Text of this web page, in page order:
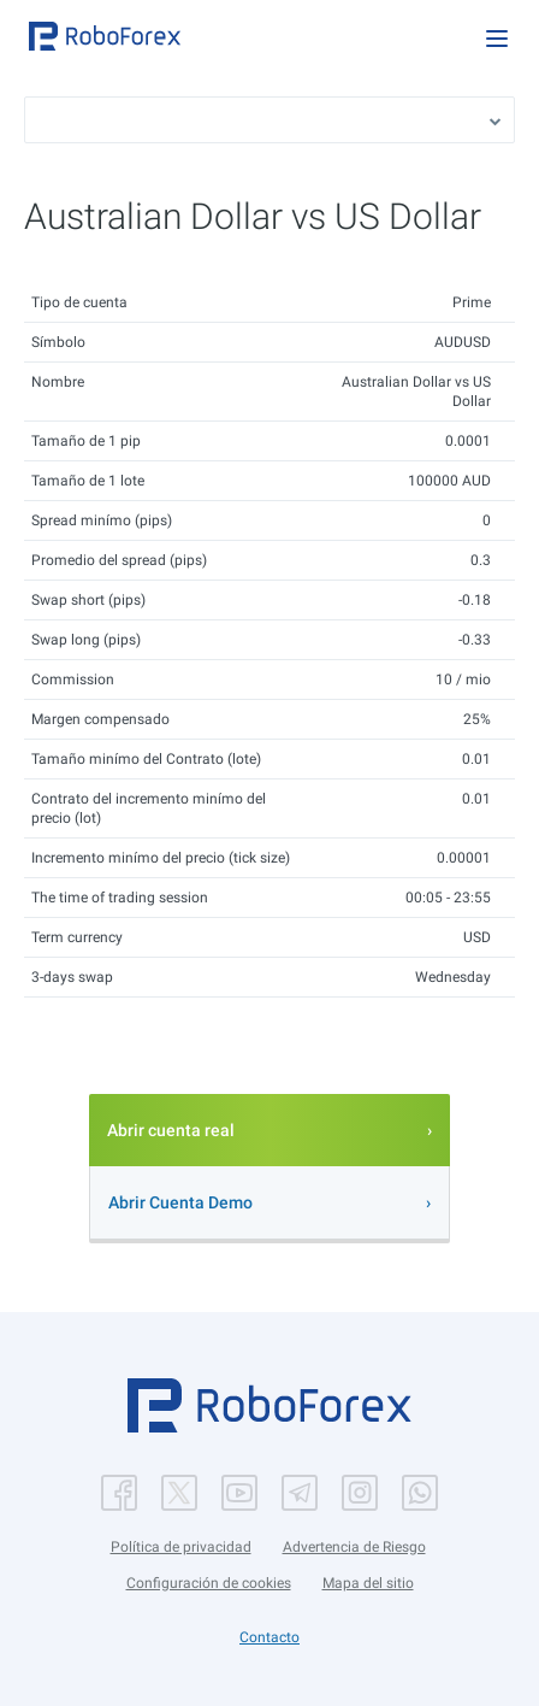
Australian Dollar vs US Dollar
Tipo de cuenta Prime
Símbolo AUDUSD
Nombre
Australian Dollar vs US
Dollar
Tamaño de 1 pip 0.0001
Tamaño de 1 lote 100000 AUD
Spread minímo (pips) 0
Promedio del spread (pips) 0.3
Swap short (pips) -0.18
Swap long (pips) -0.33
Commission 10 / mio
Margen compensado 25%
Tamaño minímo del Contrato (lote) 0.01
Contrato del incremento minímo del
precio (lot)
0.01
Incremento minímo del precio (tick size) 0.00001
The time of trading session 00:05 - 23:55
Term currency USD
3-days swap Wednesday
Abrir cuenta real
Abrir Cuenta Demo
Política de privacidad Advertencia de Riesgo
Configuración de cookies Mapa del sitio
Contacto